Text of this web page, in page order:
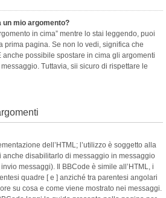
mio argomento?
in cima” mentre lo stai leggendo, puoi
prima pagina. Se non lo vedi, significa che
possibile spostare in cima gli argomenti
Tuttavia, sii sicuro di rispettare le
dell’HTML; l’utilizzo è soggetto alla
anche disabilitarlo di messaggio in messaggio
messaggi). Il BBCode è simile all’HTML, i
quadre [ e ] anziché tra parentesi angolari
su cosa e come viene mostrato nei messaggi.